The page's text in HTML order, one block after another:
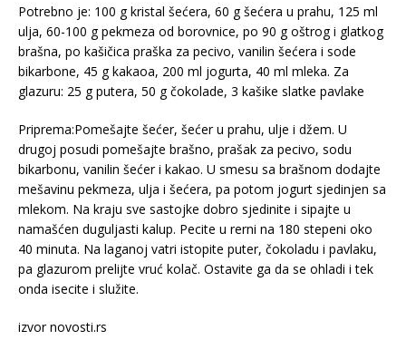
Potrebno je: 100 g kristal šećera, 60 g šećera u prahu, 125 ml
ulja, 60-100 g pekmeza od borovnice, po 90 g oštrog i glatkog
brašna, po kašičica praška za pecivo, vanilin šećera i sode
bikarbone, 45 g kakaoa, 200 ml jogurta, 40 ml mleka. Za
glazuru: 25 g putera, 50 g čokolade, 3 kašike slatke pavlake
Priprema:Pomešajte šećer, šećer u prahu, ulje i džem. U
drugoj posudi pomešajte brašno, prašak za pecivo, sodu
bikarbonu, vanilin šećer i kakao. U smesu sa brašnom dodajte
mešavinu pekmeza, ulja i šećera, pa potom jogurt sjedinjen sa
mlekom. Na kraju sve sastojke dobro sjedinite i sipajte u
namašćen duguljasti kalup. Pecite u rerni na 180 stepeni oko
40 minuta. Na laganoj vatri istopite puter, čokoladu i pavlaku,
pa glazurom prelijte vruć kolač. Ostavite ga da se ohladi i tek
onda isecite i služite.
izvor novosti.rs